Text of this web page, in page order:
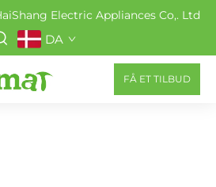
Electric Appliances Co,. Ltd
DA
FÅ ET TILBUD